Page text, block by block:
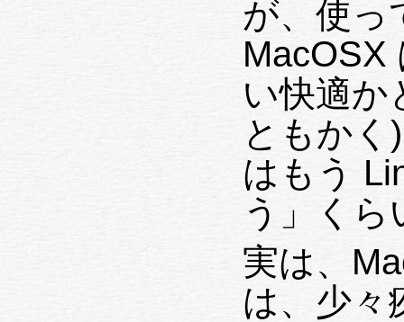
が、使っ
MacOSX
い快適か
ともかく
はもう
う」く
実は、
は、少々